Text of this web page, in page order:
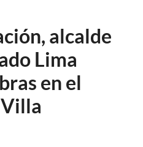
alcalde
Lima
en el